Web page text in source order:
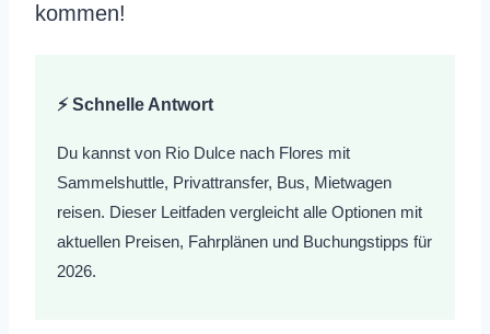
kommen!
⚡ Schnelle Antwort
Du kannst von Rio Dulce nach Flores mit
Sammelshuttle, Privattransfer, Bus, Mietwagen
reisen. Dieser Leitfaden vergleicht alle Optionen mit
aktuellen Preisen, Fahrplänen und Buchungstipps für
2026.